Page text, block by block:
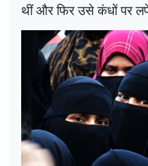
थीं और फिर उसे कंधों पर